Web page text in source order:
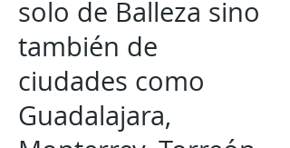
solo de Balleza sino
también de
ciudades como
Guadalajara,